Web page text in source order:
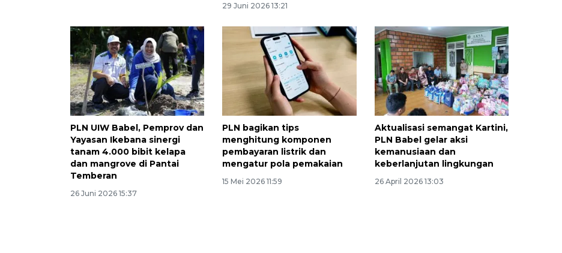
29 Juni 2026 13:21
PLN UIW Babel, Pemprov dan
Yayasan Ikebana sinergi
tanam 4.000 bibit kelapa
dan mangrove di Pantai
Temberan
26 Juni 2026 15:37
PLN bagikan tips
menghitung komponen
pembayaran listrik dan
mengatur pola pemakaian
15 Mei 2026 11:59
Aktualisasi semangat Kartini,
PLN Babel gelar aksi
kemanusiaan dan
keberlanjutan lingkungan
26 April 2026 13:03